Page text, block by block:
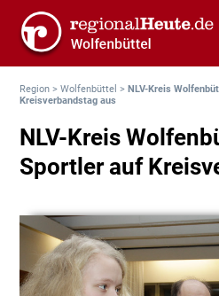
Region >Wolfenbüttel >NLV-Kreis
Kreisverbandstag aus
NLV-Kreis
Sportler auf